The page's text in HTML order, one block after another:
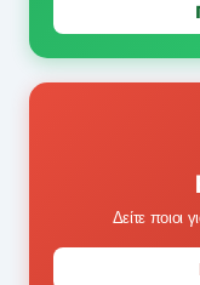
Δείτε ποιοι